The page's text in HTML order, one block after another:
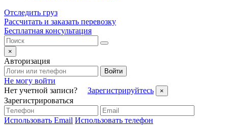
Отследить груз
Рассчитать и заказать перевозку
Бесплатная консультация
×
Авторизация
Войти
Не могу войти
Нет учетной записи?
Зарегистрируйтесь ×
Зарегистрироваться
Использовать Email Использовать телефон